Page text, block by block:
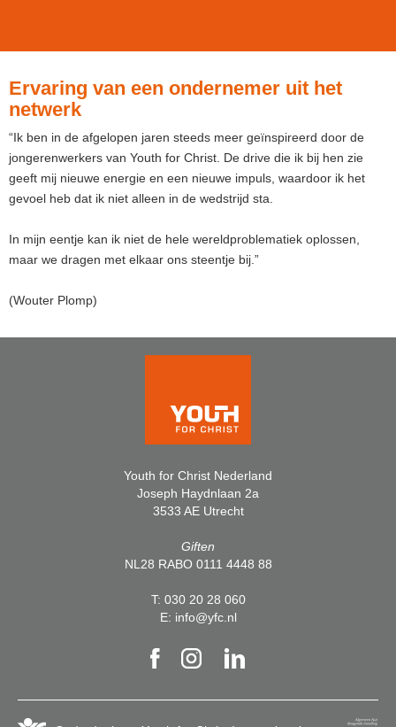
Ervaring van een ondernemer uit het
netwerk
“Ik ben in de afgelopen jaren steeds meer geïnspireerd door de
jongerenwerkers van Youth for Christ. De drive die ik bij hen zie
geeft mij nieuwe energie en een nieuwe impuls, waardoor ik het
gevoel heb dat ik niet alleen in de wedstrijd sta.
In mijn eentje kan ik niet de hele wereldproblematiek oplossen,
maar we dragen met elkaar ons steentje bij.”
(Wouter Plomp)
Youth for Christ Nederland
Joseph Haydnlaan 2a
3533 AE Utrecht
Giften
NL28 RABO 0111 4448 88
T: 030 20 28 060
E: info@yfc.nl